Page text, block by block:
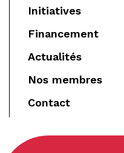
Initiatives
Financement
Actualités
Nos membres
Contact